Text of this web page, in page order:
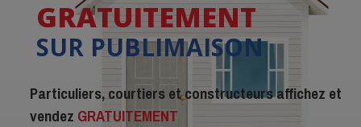
GRATUITEMENT
SUR PUBLIMAISON
Particuliers, courtiers et constructeurs affichez et
vendez GRATUITEMENT